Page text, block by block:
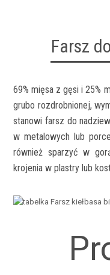
Farsz
69% mięsa z gęsi i 25%
grubo rozdrobnionej,
stanowi farsz do
w metalowych lub
również sparzyć w
krojenia w plastry lub